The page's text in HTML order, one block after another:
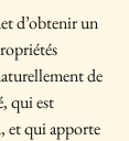
d’obtenir un
de
qui est
et qui apporte